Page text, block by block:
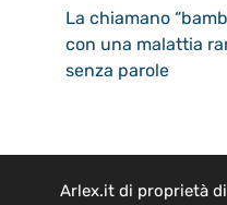
La chiamano
con una malattia
senza parole
Arlex.it di proprietà di